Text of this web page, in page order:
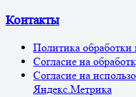
Контакты
Политика
Согласие на
Согласие на
Яндекс.Метрика